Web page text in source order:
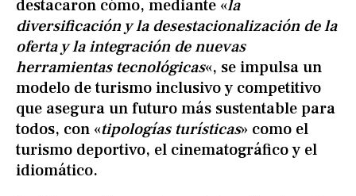
destacaron cómo, mediante «la
diversificación y la desestacionalización de la
oferta y la integración de nuevas
herramientas tecnológicas«, se impulsa un
modelo de turismo inclusivo y competitivo
que asegura un futuro más sustentable para
todos, con «tipologías turísticas» como el
turismo deportivo, el cinematográfico y el
idiomático.